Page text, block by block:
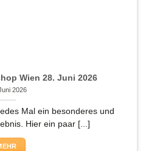
Wien 28. Juni 2026
2026
Mal ein besonderes und
Hier ein paar [...]